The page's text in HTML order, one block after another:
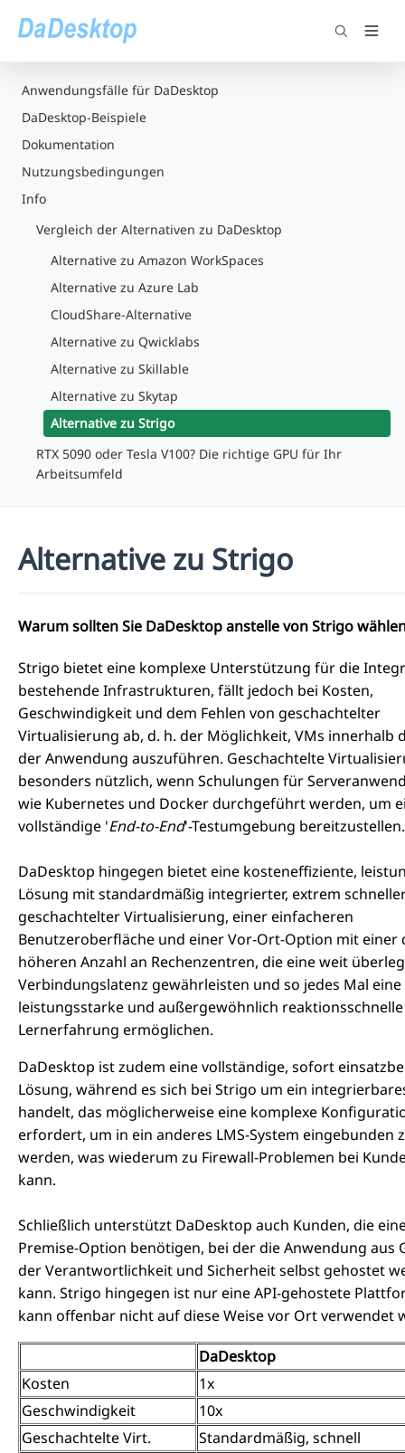
Anwendungsfälle für DaDesktop
DaDesktop-Beispiele
Dokumentation
Nutzungsbedingungen
Info
Vergleich der Alternativen zu DaDesktop
Alternative zu Amazon WorkSpaces
Alternative zu Azure Lab
CloudShare-Alternative
Alternative zu Qwicklabs
Alternative zu Skillable
Alternative zu Skytap
Alternative zu Strigo
RTX 5090 oder Tesla V100? Die richtige GPU für Ihr
Arbeitsumfeld
Alternative zu Strigo
Warum sollten Sie DaDesktop anstelle von Strigo
Strigo bietet eine komplexe Unterstützung für die
bestehende Infrastrukturen, fällt jedoch bei Kosten,
Geschwindigkeit und dem Fehlen von geschachtelter
Virtualisierung ab, d. h. der Möglichkeit, VMs innerhalb
der Anwendung auszuführen. Geschachtelte
besonders nützlich, wenn Schulungen für
wie Kubernetes und Docker durchgeführt werden, um
vollständige 'End-to-End'-Testumgebung bereitzustellen.
DaDesktop hingegen bietet eine kosteneffiziente,
Lösung mit standardmäßig integrierter, extrem
geschachtelter Virtualisierung, einer einfacheren
Benutzeroberfläche und einer Vor-Ort-Option mit einer
höheren Anzahl an Rechenzentren, die eine weit
Verbindungslatenz gewährleisten und so jedes Mal
leistungsstarke und außergewöhnlich reaktionsschnelle
Lernerfahrung ermöglichen.
DaDesktop ist zudem eine vollständige, sofort
Lösung, während es sich bei Strigo um ein
handelt, das möglicherweise eine komplexe
erfordert, um in ein anderes LMS-System eingebunden
werden, was wiederum zu Firewall-Problemen bei
kann.
Schließlich unterstützt DaDesktop auch Kunden, die
Premise-Option benötigen, bei der die Anwendung aus
der Verantwortlichkeit und Sicherheit selbst gehostet
kann. Strigo hingegen ist nur eine API-gehostete
kann offenbar nicht auf diese Weise vor Ort verwendet
DaDesktop
Kosten
1x
Geschwindigkeit
10x
Geschachtelte Virt.
Standardmäßig, schnell